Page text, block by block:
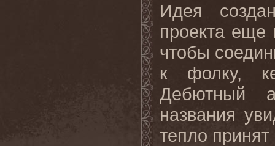
Идея
проекта еще
чтобы
к фолку,
Дебютный
названия
тепло